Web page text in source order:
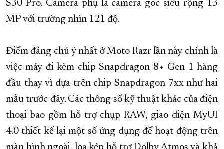
S30 Pro. Camera phụ là camera góc siêu rộng 13
MP với trường nhìn 121 độ.
Điểm đáng chú ý nhất ở Moto Razr lần này chính là
việc máy đi kèm chip Snapdragon 8+ Gen 1 hàng
đầu thay vì dựa trên chip Snapdragon 7xx như hai
mẫu trước đây. Các thông số kỹ thuật khác của điện
thoại bao gồm hỗ trợ chụp RAW, giao diện MyUI
4.0 thiết kế lại một số ứng dụng để hoạt động trên